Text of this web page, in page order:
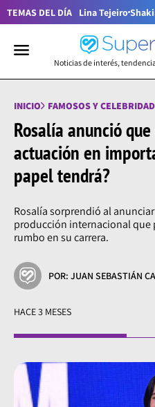
TEMAS DEL DÍA Lina Tejeiro
Noticias de interés,
INICIO FAMOSOS Y
Rosalía anunció
actuación en
papel tendrá?
Rosalía sorprendió al
producción internacional que
rumbo en su carrera.
POR: JUAN SEBASTIÁN
HACE 3 MESES